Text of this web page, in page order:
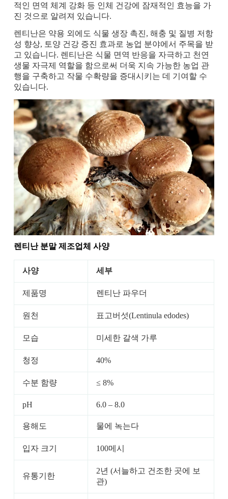
적인 면역 체계 강화 등 인체 건강에 잠재적인 효능을 가
진 것으로 알려져 있습니다.
렌티난은 약용 외에도 식물 생장 촉진, 해충 및 질병 저항
성 향상, 토양 건강 증진 효과로 농업 분야에서 주목을 받
고 있습니다. 렌티난은 식물 면역 반응을 자극하고 천연
생물 자극제 역할을 함으로써 더욱 지속 가능한 농업 관
행을 구축하고 작물 수확량을 증대시키는 데 기여할 수
있습니다.
렌티난 분말 제조업체 사양
사양 세부
제품명 렌티난 파우더
원천 표고버섯(Lentinula edodes)
모습 미세한 갈색 가루
청정 40%
수분 함량 ≤ 8%
pH 6.0 – 8.0
용해도 물에 녹는다
입자 크기 100메시
유통기한
2년 (서늘하고 건조한 곳에 보
관)